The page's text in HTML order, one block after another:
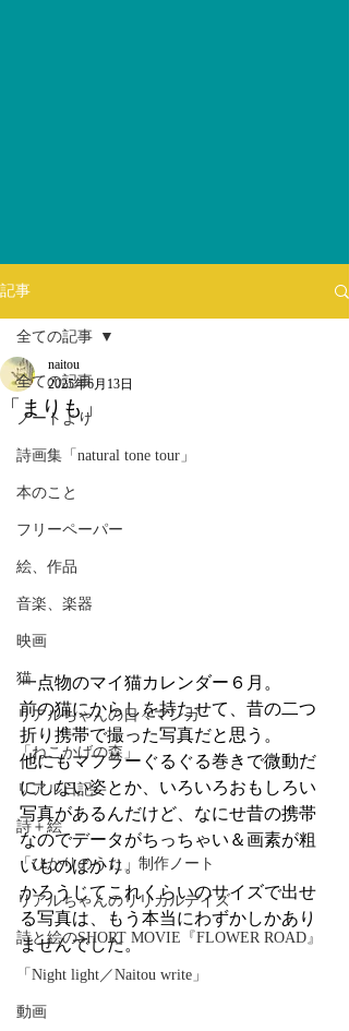
記事
全ての記事
ノートより
詩画集「natural tone tour」
本のこと
フリーペーパー
絵、作品
音楽、楽器
映画
猫
リアルちゃんの日々マンガ
「ねこかげの森」
リアル日記
詩＋絵
「ひかりのうた」制作ノート
リアルちゃんのリリカルデイズ
詩と絵のSHORT MOVIE『FLOWER ROAD』
「Night light／Naitou write」
動画
全ての記事
「まりも」
naitou
2025年6月13日
一点物のマイ猫カレンダー６月。
前の猫にからしを持たせて、昔の二つ
折り携帯で撮った写真だと思う。
他にもマフラーぐるぐる巻きで微動だ
にしない姿とか、いろいろおもしろい
写真があるんだけど、なにせ昔の携帯
なのでデータがちっちゃい＆画素が粗
いものばかり。
かろうじてこれくらいのサイズで出せ
る写真は、もう本当にわずかしかあり
ませんでした。